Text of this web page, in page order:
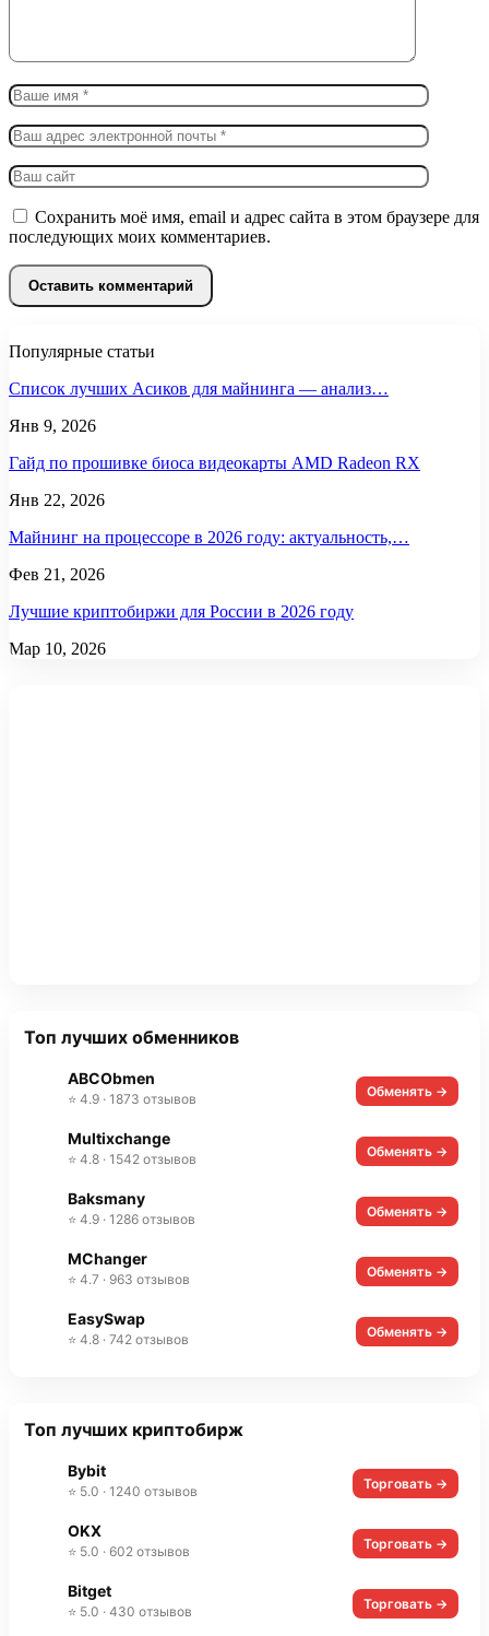
Сохранить моё имя, email и адрес сайта в этом браузере для
последующих моих комментариев.
Популярные статьи
Список лучших Асиков для майнинга — анализ…
Янв 9, 2026
Гайд по прошивке биоса видеокарты AMD Radeon RX
Янв 22, 2026
Майнинг на процессоре в 2026 году: актуальность,…
Фев 21, 2026
Лучшие криптобиржи для России в 2026 году
Мар 10, 2026
Топ лучших обменников
ABCObmen
⭐ 4.9 · 1873 отзывов Обменять →
Multixchange
⭐ 4.8 · 1542 отзывов Обменять →
Baksmany
⭐ 4.9 · 1286 отзывов Обменять →
MChanger
⭐ 4.7 · 963 отзывов Обменять →
EasySwap
⭐ 4.8 · 742 отзывов Обменять →
Топ лучших криптобирж
Bybit
⭐ 5.0 · 1240 отзывов Торговать →
OKX
⭐ 5.0 · 602 отзывов Торговать →
Bitget
⭐ 5.0 · 430 отзывов Торговать →